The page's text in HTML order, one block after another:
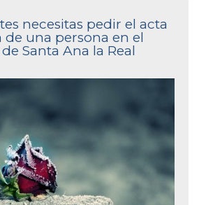
necesitas pedir el acta
una persona en el
Santa Ana la Real